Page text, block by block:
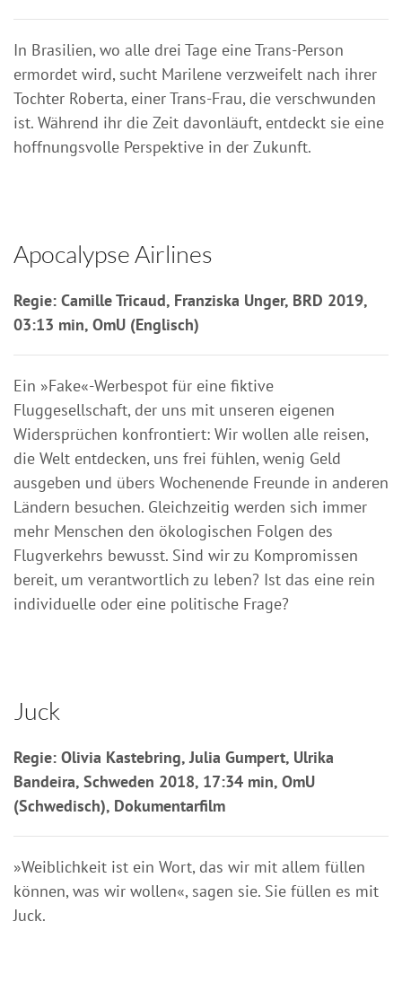
In Brasilien, wo alle drei Tage eine Trans-Person
ermordet wird, sucht Marilene verzweifelt nach ihrer
Tochter Roberta, einer Trans-Frau, die verschwunden
ist. Während ihr die Zeit davonläuft, entdeckt sie eine
hoffnungsvolle Perspektive in der Zukunft.
Apocalypse Airlines
Regie: Camille Tricaud, Franziska Unger, BRD 2019,
03:13 min, OmU (Englisch)
Ein »Fake«-Werbespot für eine fiktive
Fluggesellschaft, der uns mit unseren eigenen
Widersprüchen konfrontiert: Wir wollen alle reisen,
die Welt entdecken, uns frei fühlen, wenig Geld
ausgeben und übers Wochenende Freunde in anderen
Ländern besuchen. Gleichzeitig werden sich immer
mehr Menschen den ökologischen Folgen des
Flugverkehrs bewusst. Sind wir zu Kompromissen
bereit, um verantwortlich zu leben? Ist das eine rein
individuelle oder eine politische Frage?
Juck
Regie: Olivia Kastebring, Julia Gumpert, Ulrika
Bandeira, Schweden 2018, 17:34 min, OmU
(Schwedisch), Dokumentarfilm
»Weiblichkeit ist ein Wort, das wir mit allem füllen
können, was wir wollen«, sagen sie. Sie füllen es mit
Juck.